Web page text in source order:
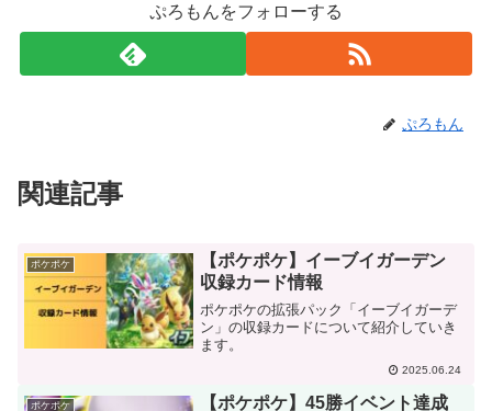
ぷろもんをフォローする
ぷろもん
関連記事
ポケポケ
【ポケポケ】イーブイガーデン
収録カード情報
ポケポケの拡張パック「イーブイガーデ
ン」の収録カードについて紹介していき
ます。
2025.06.24
ポケポケ
【ポケポケ】45勝イベント達成